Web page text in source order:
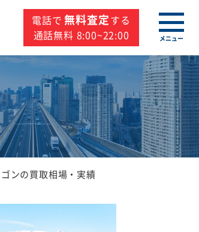
電話で 無料査定する
通話無料 8:00~22:00
メニュー
ンの買取相場・実績